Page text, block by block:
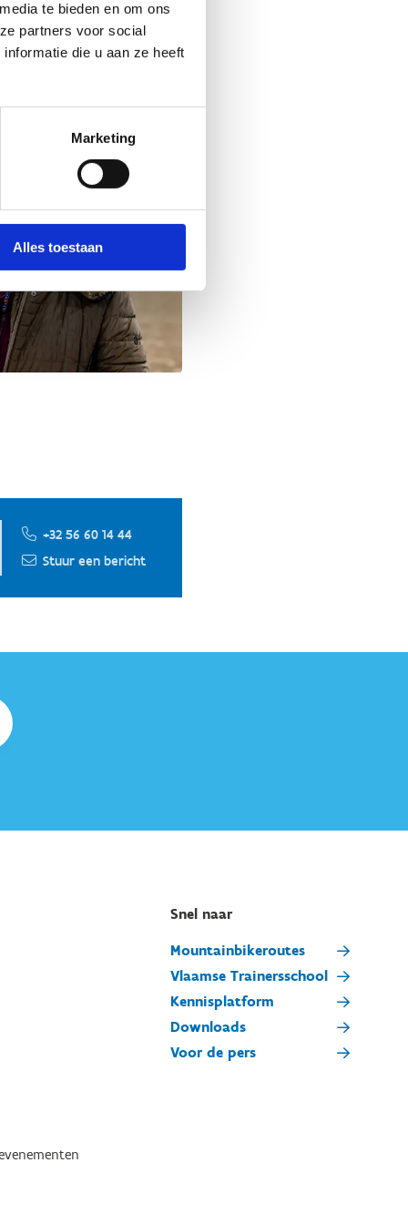
te bieden en om ons
partners voor social
die u aan ze heeft
Marketing
Alles toestaan
+32 56 60 14 44
Stuur een bericht
Snel naar
Mountainbikeroutes
Vlaamse Trainersschool
Kennisplatform
Downloads
Voor de pers